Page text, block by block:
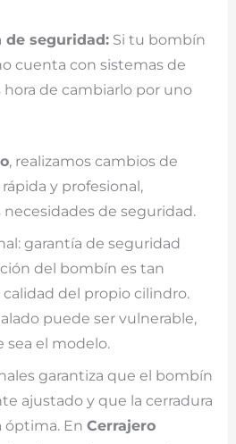
de seguridad:Si tu bombín
cuenta con sistemas de
hora de cambiarlo por uno
, realizamos cambios de
y profesional,
de seguridad.
garantía de seguridad
del bombín es tan
del propio cilindro.
puede ser vulnerable,
sea el modelo.
garantiza que el bombín
ajustado y que la cerradura
óptima. En Cerrajero